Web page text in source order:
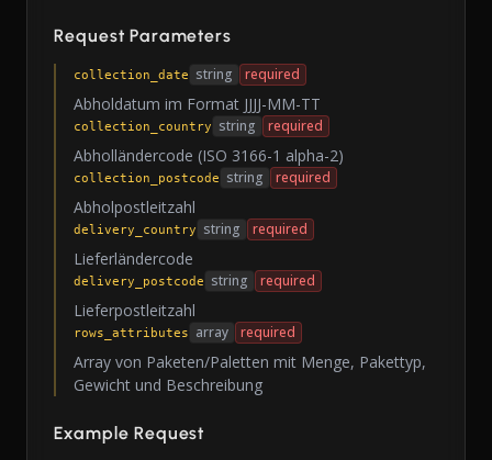
Request Parameters
collection_date string required
Abholdatum im Format JJJJ-MM-TT
collection_country string required
Abholländercode (ISO 3166-1 alpha-2)
collection_postcode string required
Abholpostleitzahl
delivery_country string required
Lieferländercode
delivery_postcode string required
Lieferpostleitzahl
rows_attributes array required
Array von Paketen/Paletten mit Menge, Pakettyp,
Gewicht und Beschreibung
Example Request